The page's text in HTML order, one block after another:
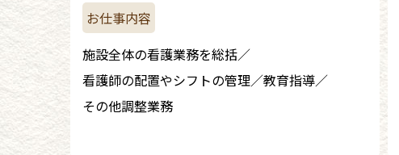
施設全体の看護業務を総括
看護師の配置やシフトの管理
教育指導
その他調整業務